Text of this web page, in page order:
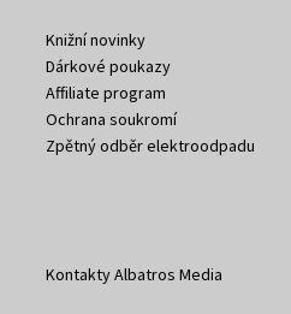
Knižní novinky
Dárkové poukazy
Affiliate program
Ochrana soukromí
Zpětný odběr elektroodpadu
Kontakty Albatros Media